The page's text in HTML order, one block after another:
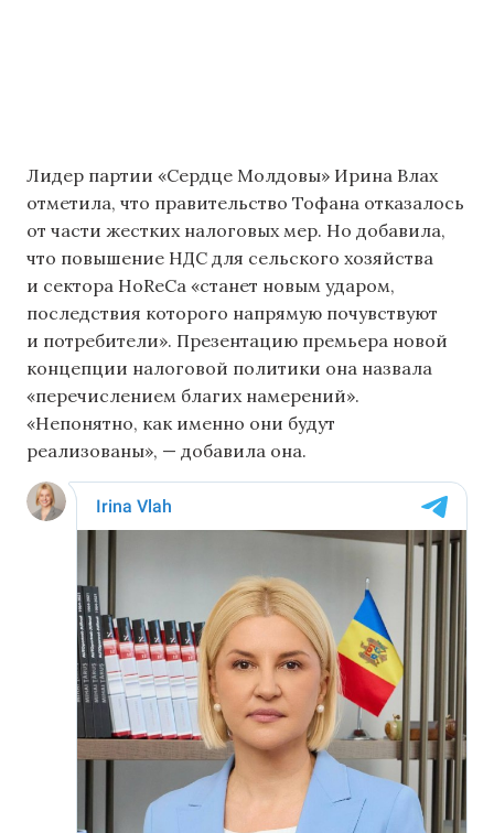
Лидер партии «Сердце Молдовы» Ирина Влах
отметила, что правительство Тофана отказалось
от части жестких налоговых мер. Но добавила,
что повышение НДС для сельского хозяйства
и сектора HoReCa «станет новым ударом,
последствия которого напрямую почувствуют
и потребители». Презентацию премьера новой
концепции налоговой политики она назвала
«перечислением благих намерений».
«Непонятно, как именно они будут
реализованы», — добавила она.